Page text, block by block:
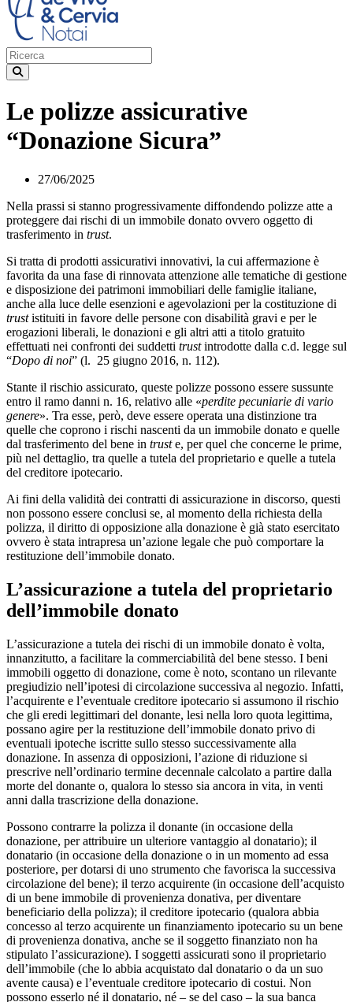
Le polizze assicurative
“Donazione Sicura”
27/06/2025
Nella prassi si stanno progressivamente diffondendo polizze atte a
proteggere dai rischi di un immobile donato ovvero oggetto di
trasferimento in trust.
Si tratta di prodotti assicurativi innovativi, la cui affermazione è
favorita da una fase di rinnovata attenzione alle tematiche di gestione
e disposizione dei patrimoni immobiliari delle famiglie italiane,
anche alla luce delle esenzioni e agevolazioni per la costituzione di
trustistituiti in favore delle persone con disabilità gravi e per le
erogazioni liberali, le donazioni e gli altri atti a titolo gratuito
effettuati nei confronti dei suddetti trustintrodotte dalla c.d. legge sul
“Dopo di noi” (l. 25 giugno 2016, n. 112).
Stante il rischio assicurato, queste polizze possono essere sussunte
entro il ramo danni n. 16, relativo alle «perdite pecuniarie di vario
genere». Tra esse, però, deve essere operata una distinzione tra
quelle che coprono i rischi nascenti da un immobile donato e quelle
dal trasferimento del bene in truste, per quel che concerne le prime,
più nel dettaglio, tra quelle a tutela del proprietario e quelle a tutela
del creditore ipotecario.
Ai fini della validità dei contratti di assicurazione in discorso, questi
non possono essere conclusi se, al momento della richiesta della
polizza, il diritto di opposizione alla donazione è già stato esercitato
ovvero è stata intrapresa un’azione legale che può comportare la
restituzione dell’immobile donato.
L’assicurazione a tutela del proprietario
dell’immobile donato
L’assicurazione a tutela dei rischi di un immobile donato è volta,
innanzitutto, a facilitare la commerciabilità del bene stesso. I beni
immobili oggetto di donazione, come è noto, scontano un rilevante
pregiudizio nell’ipotesi di circolazione successiva al negozio. Infatti,
l’acquirente e l’eventuale creditore ipotecario si assumono il rischio
che gli eredi legittimari del donante, lesi nella loro quota legittima,
possano agire per la restituzione dell’immobile donato privo di
eventuali ipoteche iscritte sullo stesso successivamente alla
donazione. In assenza di opposizioni, l’azione di riduzione si
prescrive nell’ordinario termine decennale calcolato a partire dalla
morte del donante o, qualora lo stesso sia ancora in vita, in venti
anni dalla trascrizione della donazione.
Possono contrarre la polizza il donante (in occasione della
donazione, per attribuire un ulteriore vantaggio al donatario); il
donatario (in occasione della donazione o in un momento ad essa
posteriore, per dotarsi di uno strumento che favorisca la successiva
circolazione del bene); il terzo acquirente (in occasione dell’acquisto
di un bene immobile di provenienza donativa, per diventare
beneficiario della polizza); il creditore ipotecario (qualora abbia
concesso al terzo acquirente un finanziamento ipotecario su un bene
di provenienza donativa, anche se il soggetto finanziato non ha
stipulato l’assicurazione). I soggetti assicurati sono il proprietario
dell’immobile (che lo abbia acquistato dal donatario o da un suo
avente causa) e l’eventuale creditore ipotecario di costui. Non
possono esserlo né il donatario, né – se del caso – la sua banca